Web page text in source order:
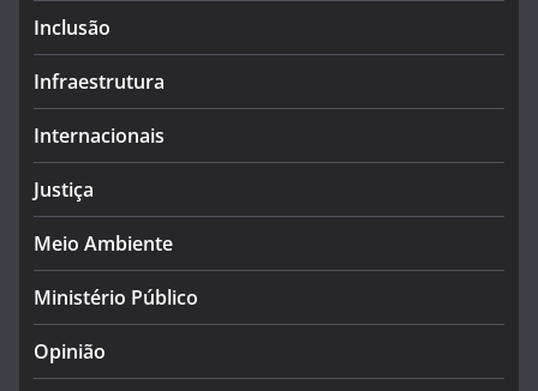
Inclusão
Infraestrutura
Internacionais
Justiça
Meio Ambiente
Ministério Público
Opinião